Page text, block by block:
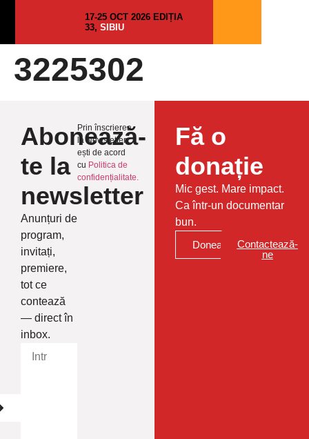
17-25 OCT 2026 EDIȚIA
33, SIBIU
3225302
Abonează-
te la
newsletter
Anunțuri de
program,
invitați,
premiere,
tot ce
contează
— direct în
inbox.
Prin înscrierea
la Newsletter
ești de acord
cu Politica de
confidențialitate.
Fă o
donație
Mic gest. Mare impact.
Ca într-un documentar
bun.
Donează
Contactează-
ne